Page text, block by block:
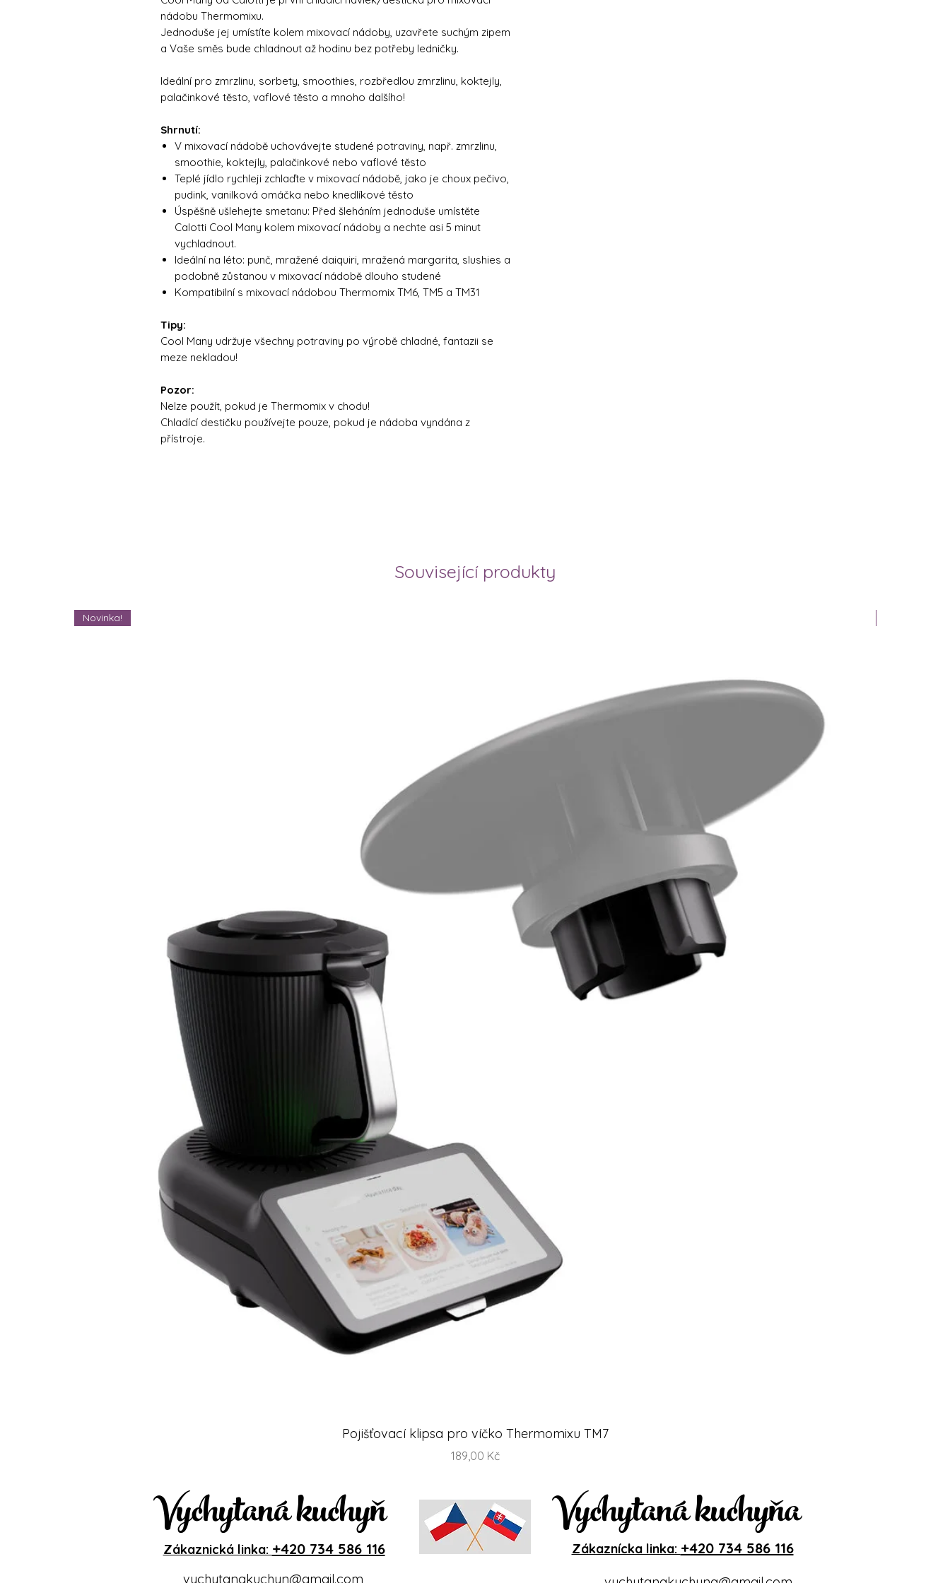
nádobu Thermomixu.
Jednoduše jej umístíte kolem mixovací nádoby, uzavřete suchým zipem
a Vaše směs bude chladnout až hodinu bez potřeby ledničky.
Ideální pro zmrzlinu, sorbety, smoothies, rozbředlou zmrzlinu, koktejly,
palačinkové těsto, vaflové těsto a mnoho dalšího!
Shrnutí:
V mixovací nádobě uchovávejte studené potraviny, např. zmrzlinu,
smoothie, koktejly, palačinkové nebo vaflové těsto
Teplé jídlo rychleji zchlaďte v mixovací nádobě, jako je choux pečivo,
pudink, vanilková omáčka nebo knedlíkové těsto
Úspěšně ušlehejte smetanu: Před šleháním jednoduše umístěte
Calotti Cool Many kolem mixovací nádoby a nechte asi 5 minut
vychladnout.
Ideální na léto: punč, mražené daiquiri, mražená margarita, slushies a
podobně zůstanou v mixovací nádobě dlouho studené
Kompatibilní s mixovací nádobou Thermomix TM6, TM5 a TM31
Tipy:
Cool Many udržuje všechny potraviny po výrobě chladné, fantazii se
meze nekladou!
Pozor:
Nelze použít, pokud je Thermomix v chodu!
Chladící destičku používejte pouze, pokud je nádoba vyndána z
přístroje.
Související produkty
Rychlý náhled
Novinka!
Pojišťovací klipsa pro víčko Thermomixu TM7
Cena
189,00 Kč
Vychytaná kuchyň
Zákaznická linka: +420 734 586 116 Vychytaná kuchyňa
Zákaznícka linka: +420 734 586 116
vychytanakuchyn@gmail.com